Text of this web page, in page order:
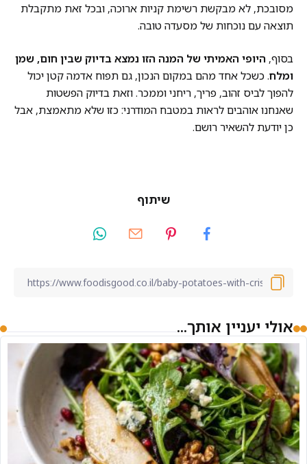
מסובכת, לא מבקשת רשימת קניות ארוכה, ובכל זאת מתקבלת
תוצאה עם נוכחות של מסעדה טובה.
בסוף, היופי האמיתי של המנה הזו נמצא בדיוק שבין חום, שמן
ומלח. כשכל אחד מהם במקום הנכון, גם תפוח אדמה קטן יכול
להפוך לביס זהוב, פריך, ריחני וממכר. וזאת בדיוק הפשטות
שאנחנו אוהבים לראות במטבח המודרני: כזו שלא מתאמצת, אבל
כן יודעת להשאיר רושם.
שיתוף
אולי יעניין אותך...